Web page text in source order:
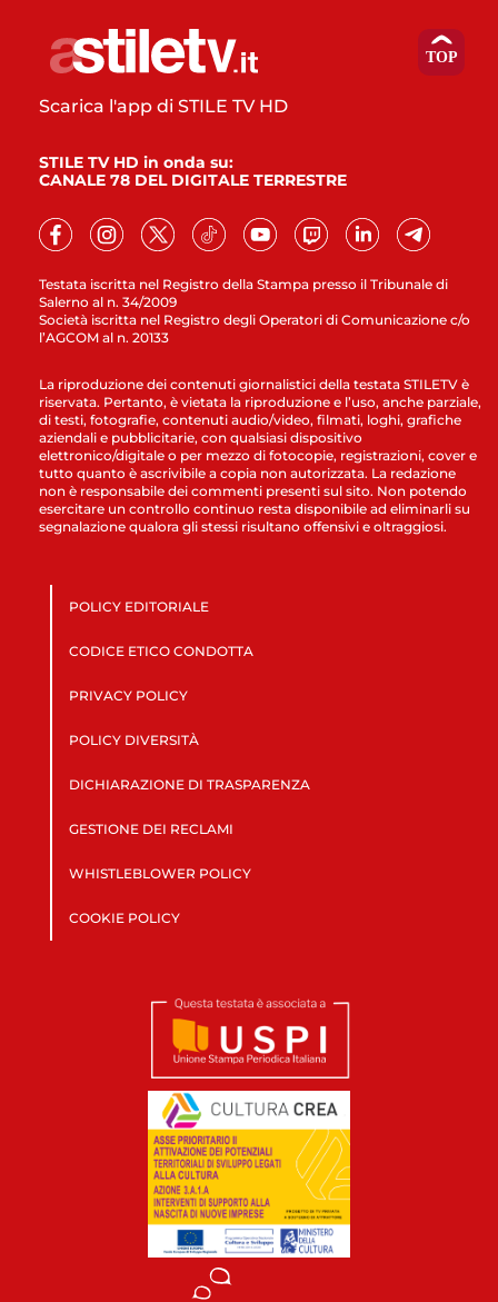
Testata iscritta nel Registro della Stampa presso il Tribunale di
Salerno al n. 34/2009
Società iscritta nel Registro degli Operatori di Comunicazione c/o
l’AGCOM al n. 20133
Scarica l'app di STILE TV HD
STILE TV HD in onda su:
CANALE 78 DEL DIGITALE TERRESTRE
La riproduzione dei contenuti giornalistici della testata STILETV è
riservata. Pertanto, è vietata la riproduzione e l’uso, anche parziale,
di testi, fotografie, contenuti audio/video, filmati, loghi, grafiche
aziendali e pubblicitarie, con qualsiasi dispositivo
elettronico/digitale o per mezzo di fotocopie, registrazioni, cover e
tutto quanto è ascrivibile a copia non autorizzata. La redazione
non è responsabile dei commenti presenti sul sito. Non potendo
esercitare un controllo continuo resta disponibile ad eliminarli su
segnalazione qualora gli stessi risultano offensivi e oltraggiosi.
POLICY EDITORIALE
CODICE ETICO CONDOTTA
PRIVACY POLICY
POLICY DIVERSITÀ
DICHIARAZIONE DI TRASPARENZA
GESTIONE DEI RECLAMI
WHISTLEBLOWER POLICY
COOKIE POLICY